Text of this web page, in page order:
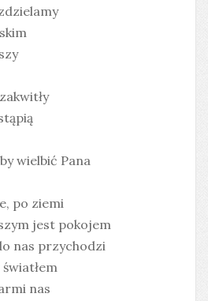
wielbić Pana
po ziemi
jest pokojem
nas przychodzi
nas